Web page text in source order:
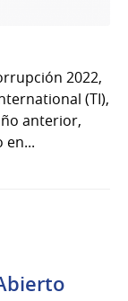
2022,
(TI),
anterior,
en...